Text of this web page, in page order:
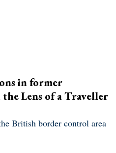
in former
Lens of a Traveller